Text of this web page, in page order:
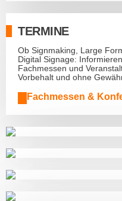
TERMINE
Ob Signmaking, Large
Digital Signage:
Fachmessen und
Vorbehalt und ohne
Fachmessen &